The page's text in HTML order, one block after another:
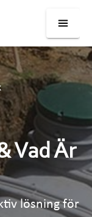
Vad Är
lösning för